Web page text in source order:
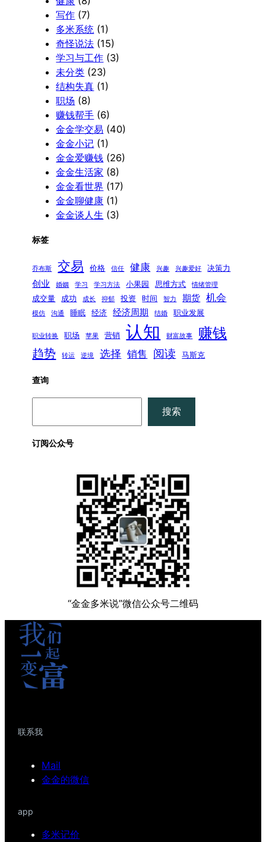
写作 (7)
多米系统 (1)
奇怪说法 (15)
学习与工作 (3)
未分类 (23)
结构失真 (1)
职场 (8)
赚钱帮手 (6)
金金学交易 (40)
金金小记 (1)
金金爱赚钱 (26)
金金生活家 (8)
金金看世界 (17)
金金聊健康 (1)
金金谈人生 (3)
标签
乔布斯 交易 价格 信任 健康 兴趣 兴趣爱好 决策力
创业 婚姻 学习 学习方法 小果园 思维方式 情绪管理
成交量 成功 成长 抑郁 投资 时间 智力 期货 机会
模仿 沟通 睡眠 经济 经济周期 结婚 职业发展
职业转换 职场 苹果 营销 认知 财富故事 赚钱
趋势 转运 逆境 选择 销售 阅读 马斯克
查询
搜索
订阅公众号
“金金多米说”微信公众号二维码
联系我
Mail
金金的微信
app
多米记价